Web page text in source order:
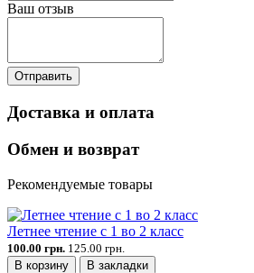
Ваш отзыв
Отправить
Доставка и оплата
Обмен и возврат
Рекомендуемые товары
Летнее чтение с 1 во 2 класс
100.00 грн. 125.00 грн.
В корзину
В закладки